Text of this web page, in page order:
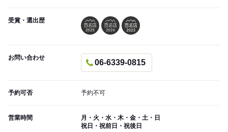
受賞・選出歴
お問い合わせ
06-6339-0815
予約可否 予約不可
営業時間
月・火・水・木・金・土・日
祝日・祝前日・祝後日